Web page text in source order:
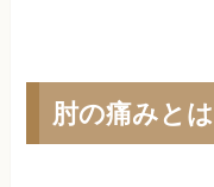
肘の痛みとは